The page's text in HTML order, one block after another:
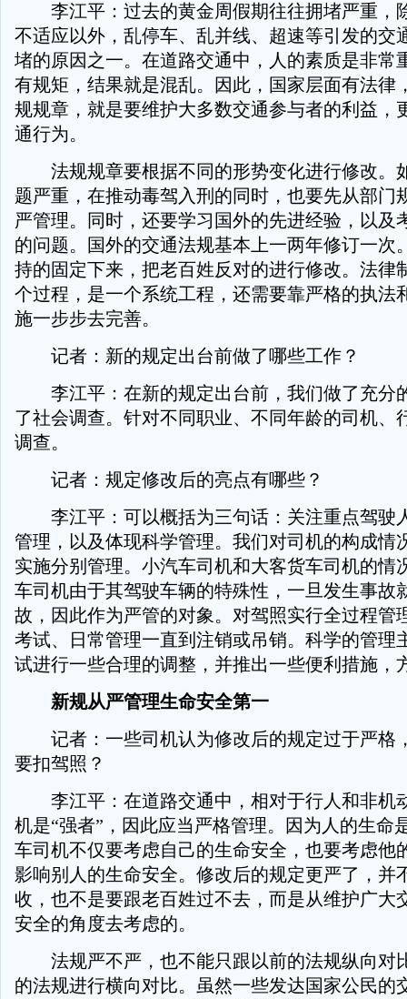
李江平：过去的黄金周假期往往拥堵严重，
不适应以外，乱停车、乱并线、超速等引发的交
堵的原因之一。在道路交通中，人的素质是非常
有规矩，结果就是混乱。因此，国家层面有法律
规规章，就是要维护大多数交通参与者的利益，
通行为。
法规规章要根据不同的形势变化进行修改。
题严重，在推动毒驾入刑的同时，也要先从部门
严管理。同时，还要学习国外的先进经验，以及
的问题。国外的交通法规基本上一两年修订一次
持的固定下来，把老百姓反对的进行修改。法律
个过程，是一个系统工程，还需要靠严格的执法
施一步步去完善。
记者：新的规定出台前做了哪些工作？
李江平：在新的规定出台前，我们做了充分
了社会调查。针对不同职业、不同年龄的司机、
调查。
记者：规定修改后的亮点有哪些？
李江平：可以概括为三句话：关注重点驾驶
管理，以及体现科学管理。我们对司机的构成情
实施分别管理。小汽车司机和大客货车司机的情
车司机由于其驾驶车辆的特殊性，一旦发生事故
故，因此作为严管的对象。对驾照实行全过程管
考试、日常管理一直到注销或吊销。科学的管理
试进行一些合理的调整，并推出一些便利措施，
新规从严管理生命安全第一
记者：一些司机认为修改后的规定过于严格
要扣驾照？
李江平：在道路交通中，相对于行人和非机
机是“强者”，因此应当严格管理。因为人的生命
车司机不仅要考虑自己的生命安全，也要考虑他
影响别人的生命安全。修改后的规定更严了，并
收，也不是要跟老百姓过不去，而是从维护广大
安全的角度去考虑的。
法规严不严，也不能只跟以前的法规纵向对
的法规进行横向对比。虽然一些发达国家公民的